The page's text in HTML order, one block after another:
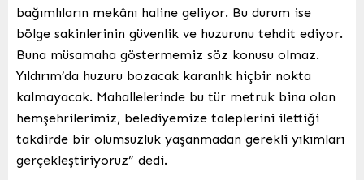
bağımlıların mekânı haline geliyor. Bu durum ise
bölge sakinlerinin güvenlik ve huzurunu tehdit ediyor.
Buna müsamaha göstermemiz söz konusu olmaz.
Yıldırım’da huzuru bozacak karanlık hiçbir nokta
kalmayacak. Mahallelerinde bu tür metruk bina olan
hemşehrilerimiz, belediyemize taleplerini ilettiği
takdirde bir olumsuzluk yaşanmadan gerekli yıkımları
gerçekleştiriyoruz” dedi.